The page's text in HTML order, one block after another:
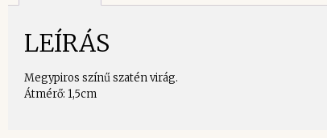
LEÍRÁS
Megypiros színű szatén virág.
Átmérő: 1,5cm